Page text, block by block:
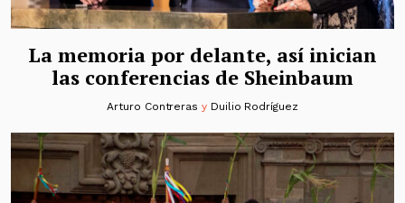
La memoria por delante, así inician
las conferencias de Sheinbaum
Arturo Contreras y Duilio Rodríguez